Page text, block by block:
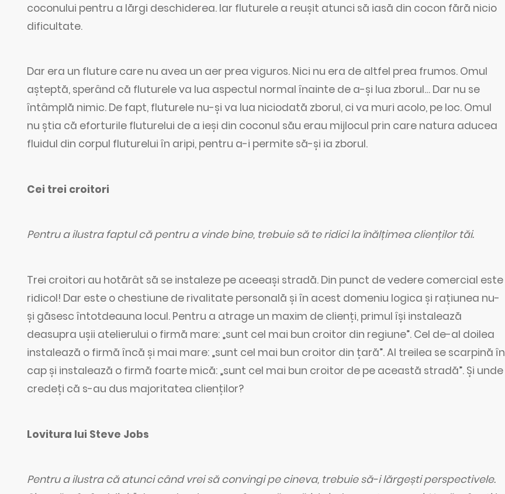
coconului pentru a lărgi deschiderea. Iar fluturele a reușit atunci să iasă din cocon fără nicio
dificultate.
Dar era un fluture care nu avea un aer prea viguros. Nici nu era de altfel prea frumos. Omul
așteptă, sperând că fluturele va lua aspectul normal înainte de a-și lua zborul… Dar nu se
întâmplă nimic. De fapt, fluturele nu-și va lua niciodată zborul, ci va muri acolo, pe loc. Omul
nu știa că eforturile fluturelui de a ieși din coconul său erau mijlocul prin care natura aducea
fluidul din corpul fluturelui în aripi, pentru a-i permite să-și ia zborul.
Cei trei croitori
Pentru a ilustra faptul că pentru a vinde bine, trebuie să te ridici la înălțimea clienților tăi.
Trei croitori au hotărât să se instaleze pe aceeași stradă. Din punct de vedere comercial este
ridicol! Dar este o chestiune de rivalitate personală și în acest domeniu logica și rațiunea nu-
și găsesc întotdeauna locul. Pentru a atrage un maxim de clienți, primul își instalează
deasupra ușii atelierului o firmă mare: „sunt cel mai bun croitor din regiune”. Cel de-al doilea
instalează o firmă încă și mai mare: „sunt cel mai bun croitor din țară”. Al treilea se scarpină în
cap și instalează o firmă foarte mică: „sunt cel mai bun croitor de pe această stradă”. Și unde
credeți că s-au dus majoritatea clienților?
Lovitura lui Steve Jobs
Pentru a ilustra că atunci când vrei să convingi pe cineva, trebuie să-i lărgești perspectivele.